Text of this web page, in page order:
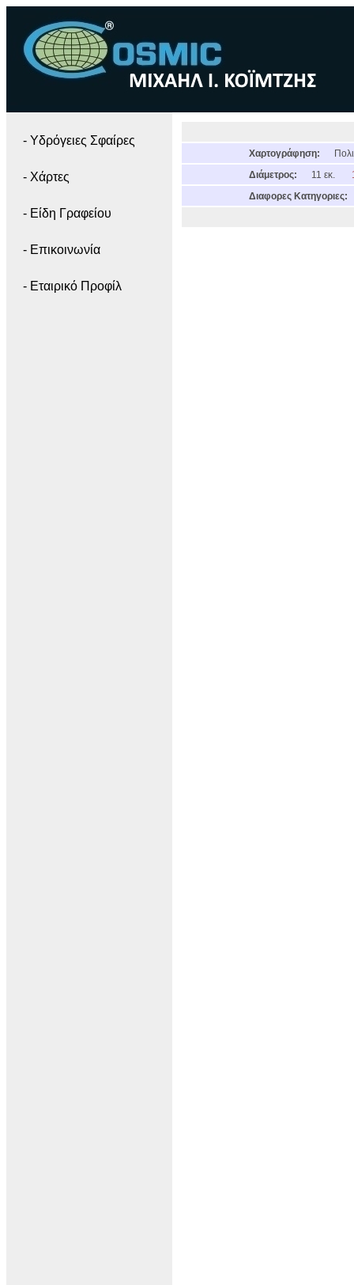
- Yδρόγειες Σφαίρες
- Χάρτες
- Είδη Γραφείου
- Επικοινωνία
- Εταιρικό Προφίλ
Χαρτογράφηση:
Διάμετρος:
11 εκ.
Διαφορες Κατηγοριες: